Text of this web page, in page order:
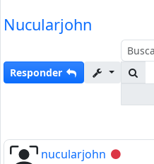
Nucularjohn
Responder
nucularjohn